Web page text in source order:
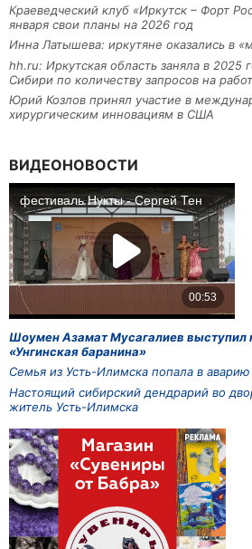
Краеведческий клуб «Иркутск – Форт
января свои планы на 2026 год
Инна Латышева: иркутяне оказались в
hh.ru: Иркутская область заняла в 2025
Сибири по количеству запросов на
Юрий Козлов принял участие в
хирургическим инновациям в США
ВИДЕОНОВОСТИ
Шоумен Азамат Мусагалиев выступил
«Унгинская баранина»
Семья из Усть-Илимска попала в
Настоящий сибирский дендрарий во
житель Усть-Илимска